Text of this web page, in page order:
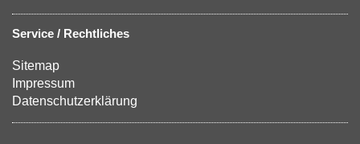
Service / Rechtliches
Sitemap
Impressum
Datenschutzerklärung